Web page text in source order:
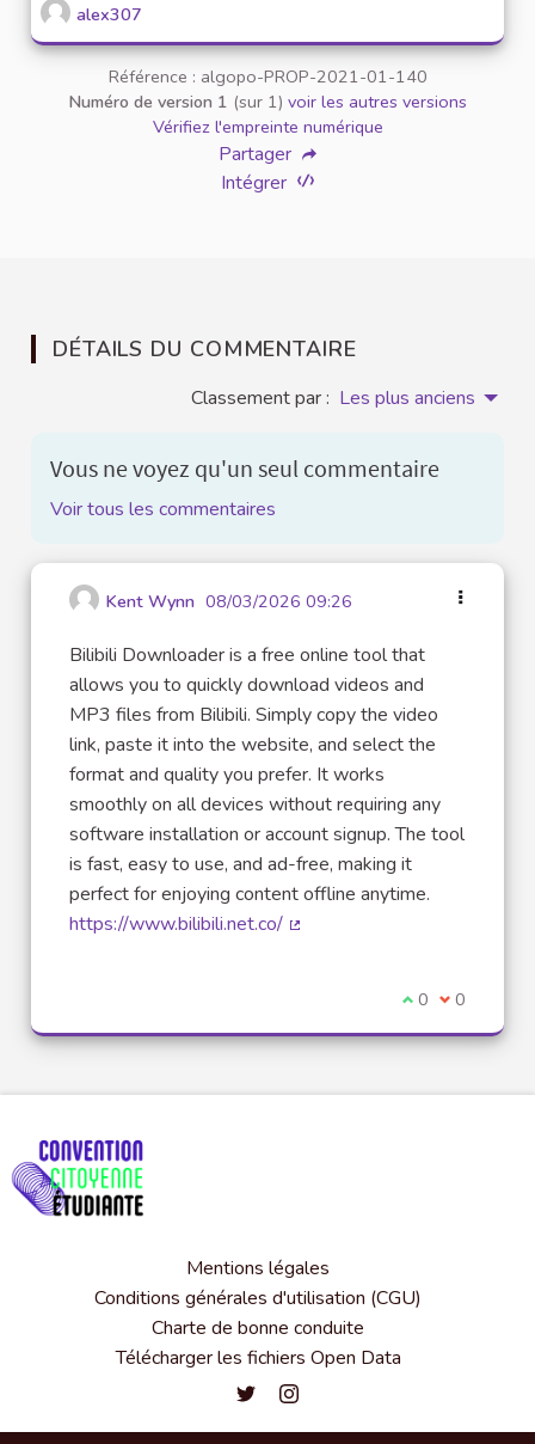
alex307
Référence : algopo-PROP-2021-01-140
Numéro de version 1 (sur 1) voir les autres versions
Vérifiez l'empreinte numérique
Partager
Intégrer
DÉTAILS DU COMMENTAIRE
Classement par : Les plus anciens
Vous ne voyez qu'un seul commentaire
Voir tous les commentaires
Kent Wynn 08/03/2026 09:26
Bilibili Downloader is a free online tool that
allows you to quickly download videos and
MP3 files from Bilibili. Simply copy the video
link, paste it into the website, and select the
format and quality you prefer. It works
smoothly on all devices without requiring any
software installation or account signup. The tool
is fast, easy to use, and ad-free, making it
perfect for enjoying content offline anytime.
https://www.bilibili.net.co/
Je suis d'accord
0 Je ne suis
0
Mentions légales
Conditions générales d'utilisation (CGU)
Charte de bonne conduite
Télécharger les fichiers Open Data
Convention citoyenne étudiante
Convention citoyenne